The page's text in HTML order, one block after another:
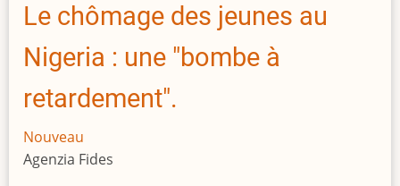
l'Afrique
Le chômage des jeunes au
Nigeria : une "bombe à
retardement".
Nouveau
Agenzia Fides